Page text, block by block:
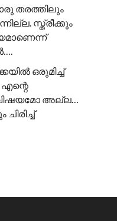
തരത്തിലും
സ്ത്രീക്കും
ഒരുമിച്ച്
അല്ല…